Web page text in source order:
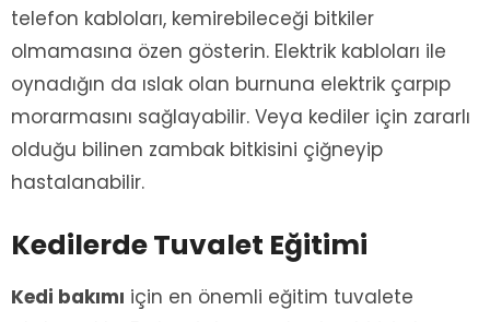
telefon kabloları, kemirebileceği bitkiler
olmamasına özen gösterin. Elektrik kabloları ile
oynadığın da ıslak olan burnuna elektrik çarpıp
morarmasını sağlayabilir. Veya kediler için zararlı
olduğu bilinen zambak bitkisini çiğneyip
hastalanabilir.
Kedilerde Tuvalet Eğitimi
Kedi bakımı için en önemli eğitim tuvalete